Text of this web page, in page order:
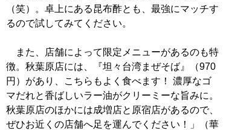
（笑）。卓上にある昆布酢とも、最強にマッチす
るので試してみてください。
また、店舗によって限定メニューがあるのも特
徴。秋葉原店には、『坦々台湾まぜそば』（970
円）があり、こちらもよく食べます！ 濃厚なゴ
マだれと香ばしいラー油がクリーミーな旨みに。
秋葉原店のほかには成増店と原宿店があるので、
ぜひお近くの店舗へ足を運んでください！」（華